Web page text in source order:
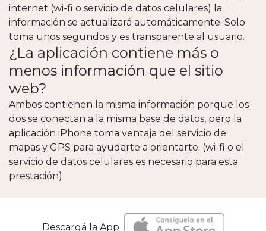
internet (wi-fi o servicio de datos celulares) la
información se actualizará automáticamente. Solo
toma unos segundos y es transparente al usuario.
¿La aplicación contiene más o
menos información que el sitio
web?
Ambos contienen la misma información porque los
dos se conectan a la misma base de datos, pero la
aplicación iPhone toma ventaja del servicio de
mapas y GPS para ayudarte a orientarte. (wi-fi o el
servicio de datos celulares es necesario para esta
prestación)
Descargá la App